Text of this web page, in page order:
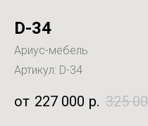
D-34
Ариус-мебель
Артикул: D-34
227 000 р. 325